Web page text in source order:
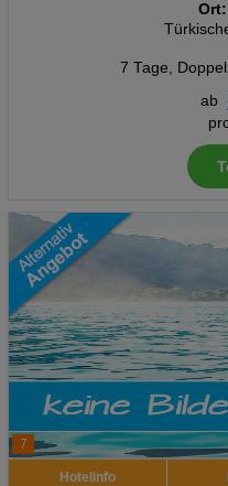
Erweiterte Einstellungen
Ort:
7 Tage,
ab
7
Hotelinfo